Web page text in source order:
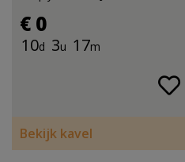
€ 0
10d 3u 17m
Bekijk kavel